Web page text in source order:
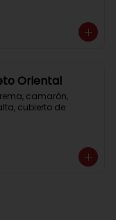
Oriental
camarón,
cubierto de